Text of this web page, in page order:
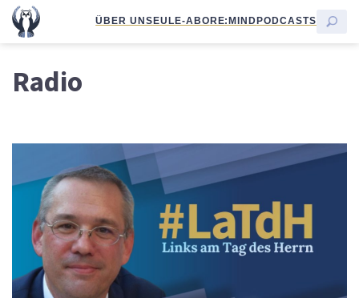
ÜBER UNSEULE-ABORE:MINDPODCASTS
Radio